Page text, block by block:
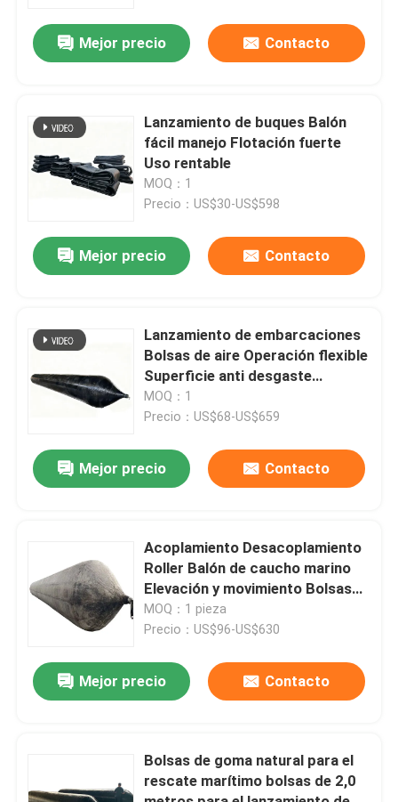
Productos
Videos
Sobre nosotros
Control de Calidad
Solicitar una cotización
Bolsas de aire de caucho marino
Bolsas de aire inflables para el transporte marítimo
Mejor precio Contacto
Lanzamiento de buques Balón
fácil manejo Flotación fuerte
Uso rentable
MOQ：1
Precio：US$30-US$598
Mejor precio Contacto
Lanzamiento de embarcaciones
Bolsas de aire Operación flexible
Superficie anti desgaste
Lanzamiento eficiente
MOQ：1
Precio：US$68-US$659
Mejor precio Contacto
Acoplamiento Desacoplamiento
Roller Balón de caucho marino
Elevación y movimiento Bolsas
de elevación inflables
MOQ：1 pieza
Precio：US$96-US$630
Mejor precio Contacto
Bolsas de goma natural para el
rescate marítimo bolsas de 2,0